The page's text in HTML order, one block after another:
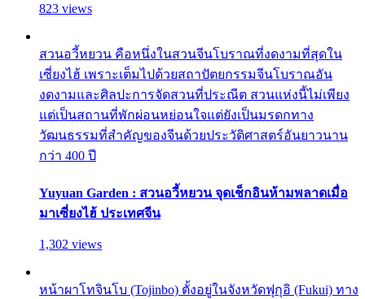
823 views
สวนอวี้หยวน คือหนึ่งในสวนจีนโบราณที่งดงามที่สุดใน
เซี่ยงไฮ้ เพราะเต็มไปด้วยสถาปัตยกรรมจีนโบราณอัน
งดงามและศิลปะการจัดสวนที่ประณีต สวนแห่งนี้ไม่เพียง
แต่เป็นสถานที่พักผ่อนหย่อนใจแต่ยังเป็นมรดกทาง
วัฒนธรรมที่สำคัญของจีนด้วยประวัติศาสตร์อันยาวนาน
กว่า 400 ปี
Yuyuan Garden : สวนอวี้หยวน จุดเช็กอินห้ามพลาดเมื่อ
มาเซี่ยงไฮ้ ประเทศจีน
1,302 views
หน้าผาโทจินโบ (Tojinbo) ตั้งอยู่ในจังหวัดฟุกุอิ (Fukui) ทาง